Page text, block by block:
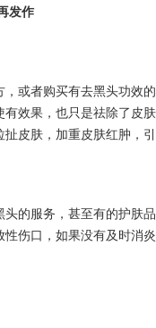
发作
或者购买有去黑头功效
效果，也只是祛除了皮
皮肤，加重皮肤红肿，
的服务，甚至有的护肤
伤口，如果没有及时消